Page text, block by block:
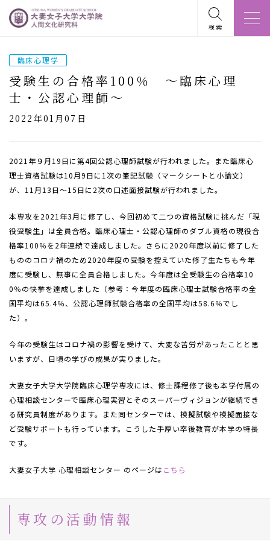
検索
臨床心理学
受験生の合格率100％ ～臨床心理
士・公認心理師～
2022年01月07日
2021年９月19日に第4回公認心理師試験が行われました。また臨床心
理士資格試験は10月9日に1次の筆記試験（マークシートと小論文）
が、11月13日～15日に2次の口述面接試験が行われました。
本専攻を2021年3月に修了し、今回初めて二つの資格試験に挑んだ「現
役受験生」は全員合格。臨床心理士・公認心理師のダブル資格の現役合
格率100％を2年連続で達成しました。さらに2020年度以前に修了した
もののコロナ禍のため2020年度の受験を控えていた修了生たちも今年
度に受験し、無事に全員合格しました。今年度は全受験生の合格率10
0％の快挙を達成しました（参考：今年度の臨床心理士試験合格率の全
国平均は65.4％、公認心理師試験合格率の全国平均は58.6％でし
た）。
今年の受験生はコロナ禍の影響を受けて、大変な苦労があったことと思
いますが、日頃の学びの成果が実りました。
大妻女子大学大学院臨床心理学専攻には、修士課程修了後も本学付属の
心理相談センターで臨床心理実習とそのスーパーヴィジョンが継続でき
る研究員制度があります。また同センターでは、模擬試験や模擬面接な
ど受験サポートも行っています。こうした手厚い卒後教育が本学の特長
です。
大妻女子大学 心理相談センター のページはこちら
専攻の活動情報